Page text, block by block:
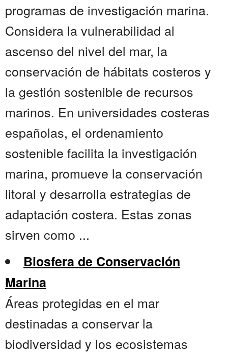
programas de investigación marina.
Considera la vulnerabilidad al
ascenso del nivel del mar, la
conservación de hábitats costeros y
la gestión sostenible de recursos
marinos. En universidades costeras
españolas, el ordenamiento
sostenible facilita la investigación
marina, promueve la conservación
litoral y desarrolla estrategias de
adaptación costera. Estas zonas
sirven como ...
Biosfera de Conservación
Marina
Áreas protegidas en el mar
destinadas a conservar la
biodiversidad y los ecosistemas